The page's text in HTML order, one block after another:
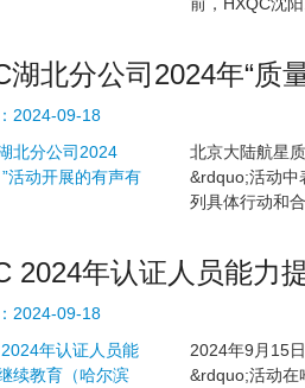
湖北分公司2024年“质
2024-09-18
北京大陆航星
&rdquo;活动中
列具体行动和合
2024年认证人员能力
2024-09-18
2024年9月15
&rdquo;活动在